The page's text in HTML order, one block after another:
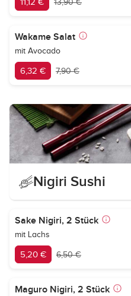
13,90 €
Wakame Salat
mit Avocado
6,32 € 7,90 €
Nigiri Sushi
Sake Nigiri, 2 Stück
mit Lachs
5,20 € 6,50 €
Maguro Nigiri, 2 Stück